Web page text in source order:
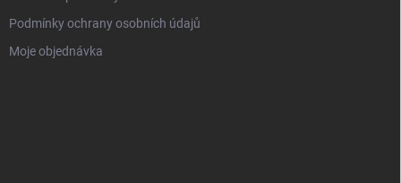
Podmínky ochrany osobních údajů
Moje objednávka